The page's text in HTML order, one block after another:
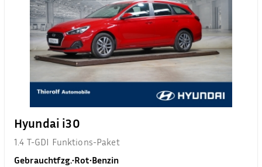
Hyundai i30
1.4 T-GDI Funktions-Paket
Gebrauchtfzg.•Rot•Benzin